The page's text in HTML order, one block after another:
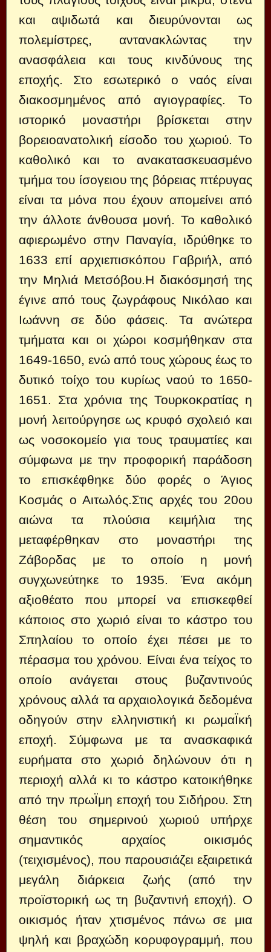
και αψιδωτά και διευρύνονται ως
πολεμίστρες, αντανακλώντας την
ανασφάλεια και τους κινδύνους της
εποχής. Στο εσωτερικό ο ναός είναι
διακοσμημένος από αγιογραφίες. Το
ιστορικό μοναστήρι βρίσκεται στην
βορειοανατολική είσοδο του χωριού. Το
καθολικό και το ανακατασκευασμένο
τμήμα του ίσογειου της βόρειας πτέρυγας
είναι τα μόνα που έχουν απομείνει από
την άλλοτε άνθουσα μονή. Το καθολικό
αφιερωμένο στην Παναγία, ιδρύθηκε το
1633 επί αρχιεπισκόπου Γαβριήλ, από
την Μηλιά Μετσόβου.Η διακόσμησή της
έγινε από τους ζωγράφους Νικόλαο και
Ιωάννη σε δύο φάσεις. Τα ανώτερα
τμήματα και οι χώροι κοσμήθηκαν στα
1649-1650, ενώ από τους χώρους έως το
δυτικό τοίχο του κυρίως ναού το 1650-
1651. Στα χρόνια της Τουρκοκρατίας η
μονή λειτούργησε ως κρυφό σχολειό και
ως νοσοκομείο για τους τραυματίες και
σύμφωνα με την προφορική παράδοση
το επισκέφθηκε δύο φορές ο Άγιος
Κοσμάς ο Αιτωλός.Στις αρχές του 20ου
αιώνα τα πλούσια κειμήλια της
μεταφέρθηκαν στο μοναστήρι της
Ζάβορδας με το οποίο η μονή
συγχωνεύτηκε το 1935. Ένα ακόμη
αξιοθέατο που μπορεί να επισκεφθεί
κάποιος στο χωριό είναι το κάστρο του
Σπηλαίου το οποίο έχει πέσει με το
πέρασμα του χρόνου. Είναι ένα τείχος το
οποίο ανάγεται στους βυζαντινούς
χρόνους αλλά τα αρχαιολογικά δεδομένα
οδηγούν στην ελληνιστική κι ρωμαΪκή
εποχή. Σύμφωνα με τα ανασκαφικά
ευρήματα στο χωριό δηλώνουν ότι η
περιοχή αλλά κι το κάστρο κατοικήθηκε
από την πρωΪμη εποχή του Σιδήρου. Στη
θέση του σημερινού χωριού υπήρχε
σημαντικός αρχαίος οικισμός
(τειχισμένος), που παρουσιάζει εξαιρετικά
μεγάλη διάρκεια ζωής (από την
προϊστορική ως τη βυζαντινή εποχή). Ο
οικισμός ήταν χτισμένος πάνω σε μια
ψηλή και βραχώδη κορυφογραμμή, που